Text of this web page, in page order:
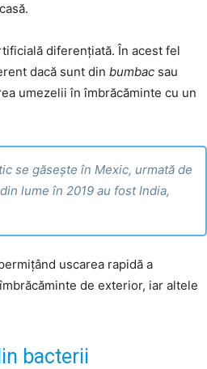
diferențiată. În acest fel
dacă sunt din bumbac sau
umezelii în îmbrăcăminte cu un
se găsește în Mexic, urmată de
lume în 2019 au fost India,
uscarea rapidă a
de exterior, iar altele
bacterii